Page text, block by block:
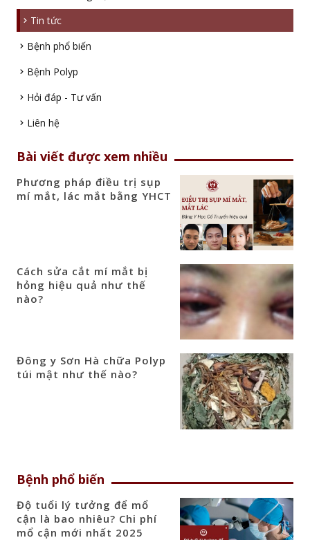
Tin tức
Bệnh phổ biến
Bệnh Polyp
Hỏi đáp - Tư vấn
Liên hệ
Bài viết được xem nhiều
Phương pháp điều trị sụp
mí mắt, lác mắt bằng YHCT
Cách sửa cắt mí mắt bị
hỏng hiệu quả như thế
nào?
Đông y Sơn Hà chữa Polyp
túi mật như thế nào?
Bệnh phổ biến
Độ tuổi lý tưởng để mổ
cận là bao nhiêu? Chi phí
mổ cận mới nhất 2025